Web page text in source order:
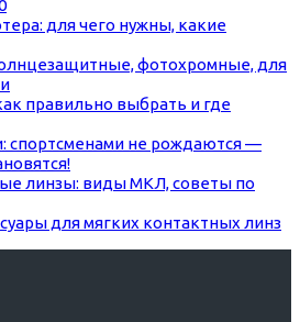
для чего нужны, какие
фотохромные, для
правильно выбрать и где
спортсменами не рождаются —
линзы: виды МКЛ, советы по
для мягких контактных линз